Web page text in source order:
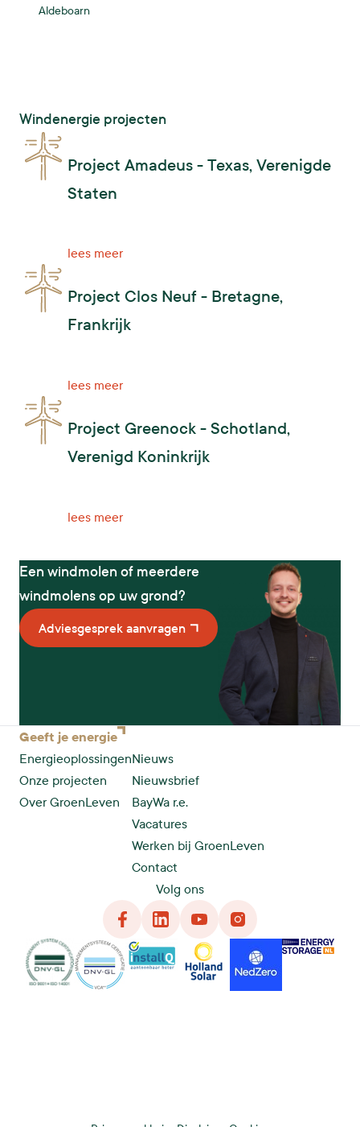
Aldeboarn
Windenergie projecten
Project Amadeus - Texas, Verenigde
Staten
lees meer
Project Clos Neuf - Bretagne,
Frankrijk
lees meer
Project Greenock - Schotland,
Verenigd Koninkrijk
lees meer
Een windmolen of meerdere
windmolens op uw grond?
Adviesgesprek aanvragen
Geeft je energie
Energieoplossingen
Onze projecten
Over GroenLeven
Nieuws
Nieuwsbrief
BayWa r.e.
Vacatures
Werken bij GroenLeven
Contact
Volg ons
FacebookLinkedInYouTubeInstagram
DNG
VCA InstallQ Holland SolarNedZero Energy